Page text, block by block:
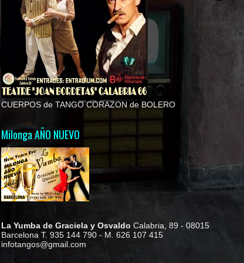
CUERPOS de TANGO CORAZON de BOLERO
Milonga AÑO NUEVO
La Yumba de Graciela y Osvaldo Calabria, 89 - 08015
Barcelona T. 935 144 790 - M. 626 107 415
infotangos@gmail.com